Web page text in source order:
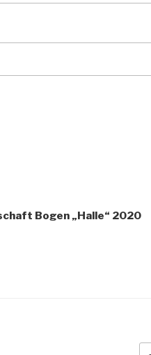
Bogen „Halle“ 2020